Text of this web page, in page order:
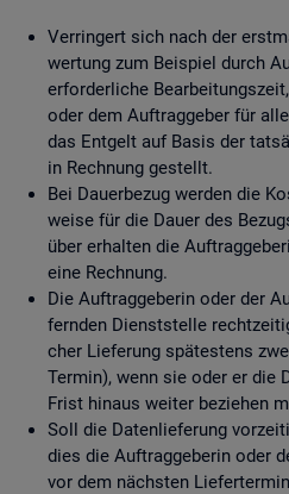
Ver­rin­gert sich nach der
wer­tung zum Bei­spiel durch
er­for­der­li­che
oder dem Auf­trag­ge­ber für
das Ent­gelt auf Basis der
in Rech­nung ge­stellt.
Bei Dau­er­be­zug wer­den die
wei­se für die Dauer des
über er­hal­ten die
eine Rech­nung.
Die Auf­trag­ge­be­rin oder der
fern­den Dienst­stel­le
cher Lie­fe­rung spä­tes­tens
Ter­min), wenn sie oder er die
Frist hin­aus wei­ter be­zie­hen
Soll die Da­ten­lie­fe­rung
dies die Auf­trag­ge­be­rin oder
vor dem nächs­ten